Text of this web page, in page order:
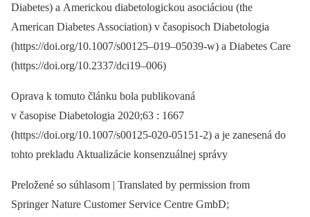
Diabetes) a Americkou diabetologickou asociáciou (the
American Diabetes Association) v časopisoch Diabetologia
(https://doi.org/10.1007/s00125–019–05039-w) a Diabetes Care
(https://doi.org/10.2337/dci19–006)
Oprava k tomuto článku bola publikovaná
v časopise Diabetologia 2020;63 : 1667
(https://doi.org/10.1007/s00125-020-05151-2) a je zanesená do
tohto prekladu Aktualizácie konsenzuálnej správy
Preložené so súhlasom | Translated by permission from
Springer Nature Customer Service Centre GmbD;